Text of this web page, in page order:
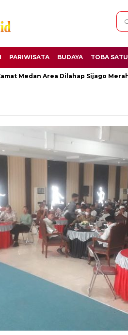
PARIWISATA BUDAYA TOBA SATU
Medan Area Dilahap Sijago Merah